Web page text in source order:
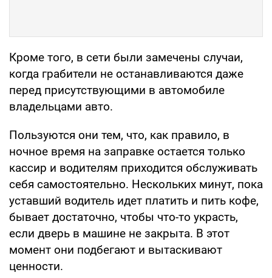
Кроме того, в сети были замечены случаи,
когда грабители не останавливаются даже
перед присутствующими в автомобиле
владельцами авто.
Пользуются они тем, что, как правило, в
ночное время на заправке остается только
кассир и водителям приходится обслуживать
себя самостоятельно. Нескольких минут, пока
уставший водитель идет платить и пить кофе,
бывает достаточно, чтобы что-то украсть,
если дверь в машине не закрыта. В этот
момент они подбегают и вытаскивают
ценности.